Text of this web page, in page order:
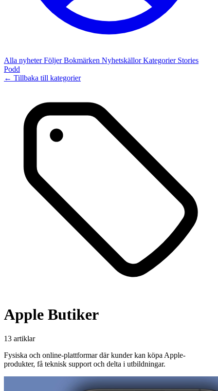
Alla nyheterFöljerBokmärken NyhetskällorKategorier Stories
Podd
← Tillbaka till kategorier
Apple Butiker
13 artiklar
Fysiska och online-plattformar där kunder kan köpa Apple-
produkter, få teknisk support och delta i utbildningar.